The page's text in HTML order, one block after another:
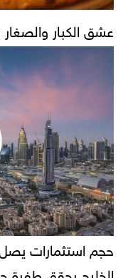
عشق الكبار والصغار
الخليج يحقق طفرة